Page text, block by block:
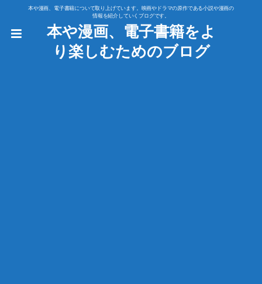
本や漫画、電子書籍について取り上げています。映画やドラマの原作である小説や漫画の
情報を紹介していくブログです。
本や漫画、電子書籍をよ
り楽しむためのブログ